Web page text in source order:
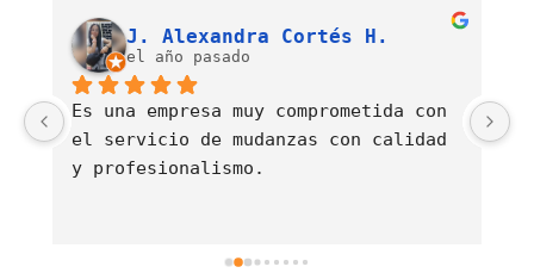
J. Alexandra Cortés H.
el año pasado
Es una empresa muy comprometida con
el servicio de mudanzas con calidad
y profesionalismo.